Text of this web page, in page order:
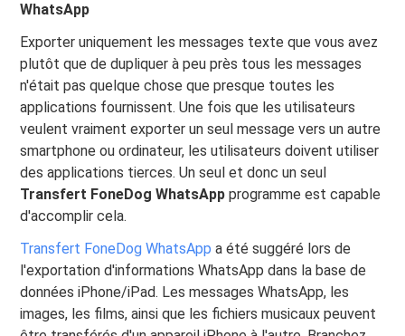
WhatsApp
Exporter uniquement les messages texte que vous avez
plutôt que de dupliquer à peu près tous les messages
n'était pas quelque chose que presque toutes les
applications fournissent. Une fois que les utilisateurs
veulent vraiment exporter un seul message vers un autre
smartphone ou ordinateur, les utilisateurs doivent utiliser
des applications tierces. Un seul et donc un seul
Transfert FoneDog WhatsAppprogramme est capable
d'accomplir cela.
Transfert FoneDog WhatsAppa été suggéré lors de
l'exportation d'informations WhatsApp dans la base de
données iPhone/iPad. Les messages WhatsApp, les
images, les films, ainsi que les fichiers musicaux peuvent